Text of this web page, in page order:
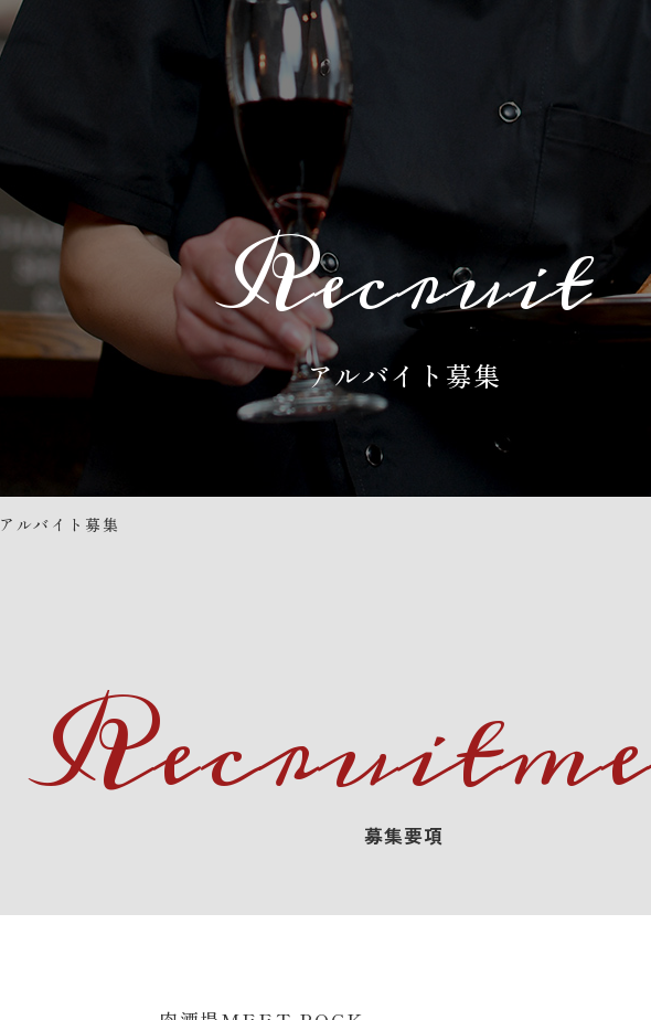
Recruit
アルバイト募集
アルバイト募集
募集要項